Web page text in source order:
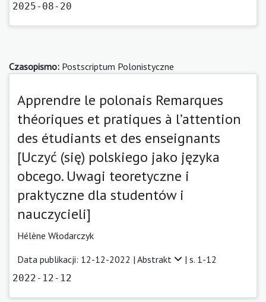
2025-08-20
Czasopismo: Postscriptum Polonistyczne
Apprendre le polonais Remarques
théoriques et pratiques à l’attention
des étudiants et des enseignants
[Uczyć (się) polskiego jako języka
obcego. Uwagi teoretyczne i
praktyczne dla studentów i
nauczycieli]
Hélène Włodarczyk
Data publikacji: 12-12-2022 | Abstrakt | s. 1-12
2022-12-12